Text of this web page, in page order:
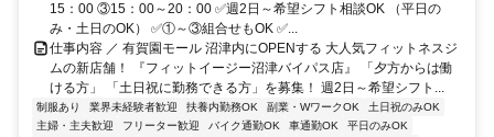
15：00 ③15：00～20：00 ✅週2日～希望シフト相談OK （平日の
み・土日のOK） ✅①～③組合せもOK ✅...
仕事内容 ／ 有賀園モール 沼津内にOPENする 大人気フィットネスジ
ムの新店舗！ 『フィットイージー沼津バイパス店』 「夕方からは働
ける方」 「土日祝に勤務できる方」を募集！ 週2日～希望シフト...
制服あり 業界未経験者歓迎 扶養内勤務OK 副業・WワークOK
土日祝のみOK
主婦・主夫歓迎
フリーター歓迎 バイク通勤OK 車通勤OK
平日のみOK